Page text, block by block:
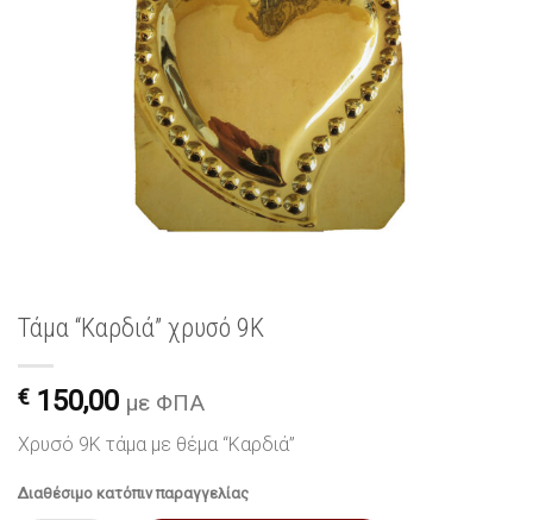
Τάμα “Καρδιά” χρυσό 9Κ
€ 150,00 με ΦΠΑ
Χρυσό 9Κ τάμα με θέμα “Καρδιά”
Διαθέσιμο κατόπιν παραγγελίας